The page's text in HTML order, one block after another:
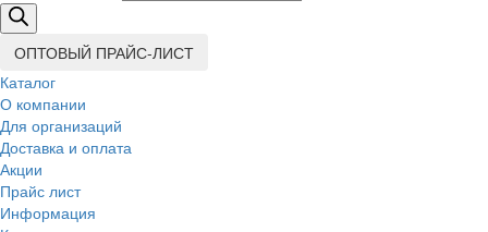
ОПТОВЫЙ ПРАЙС-ЛИСТ
Каталог
О компании
Для организаций
Доставка и оплата
Акции
Прайс лист
Информация